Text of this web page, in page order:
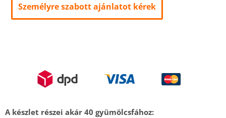
Személyre szabott ajánlatot kérek
A készlet részei akár 40 gyümölcsfához: